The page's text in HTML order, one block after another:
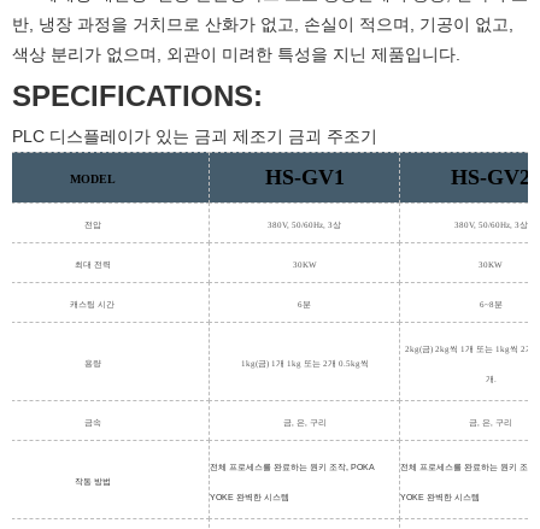
반, 냉장 과정을 거치므로 산화가 없고, 손실이 적으며, 기공이 없고,
색상 분리가 없으며, 외관이 미려한 특성을 지닌 제품입니다.
SPECIFICATIONS:
PLC 디스플레이가 있는 금괴 제조기 금괴 주조기
MODEL HS-GV1 HS-GV2
전압 380V, 50/60Hz, 3상 380V, 50/60Hz, 3상
최대 전력 30KW 30KW
캐스팅 시간 6분 6~8분
용량 1kg(금) 1개 1kg 또는 2개 0.5kg씩
2kg(금) 2kg씩 1개 또는 1kg씩 2개;
개.
금속 금, 은, 구리 금, 은, 구리
작동 방법
전체 프로세스를 완료하는 원키 조작, POKA
YOKE 완벽한 시스템
전체 프로세스를 완료하는 원키 조작
YOKE 완벽한 시스템